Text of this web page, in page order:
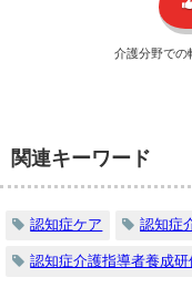
介護分野での
関連キーワード
認知症ケア 認知症
認知症介護指導者養成研